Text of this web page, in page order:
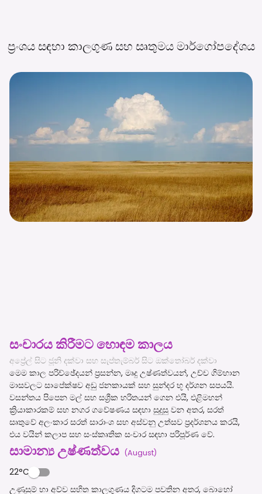
ප්‍රංශය සඳහා කාලගුණ සහ සෘතුමයමාර්ගෝපදේශය
සංචාරය කිරීමට හොඳම කාලය
අප්‍රේල් සිට ජූනි දක්වා සහ සැප්තැම්බර් සිට ඔක්තෝබර් දක්වා
මෙම කාල පරිච්ඡේදයන් ප්‍රසන්න, මෘදු උෂ්ණත්වයන්, උච්ච ගිම්හාන
මාසවලට සාපේක්ෂව අඩු ජනකායක් සහ සුන්දර භූ දර්ශන සපයයි.
වසන්තය පිපෙන මල් සහ සශ්‍රීක හරිතයන් ගෙන එයි, එළිමහන්
ක්‍රියාකාරකම් සහ නගර ගවේෂණය සඳහා සුදුසු වන අතර, සරත්
සෘතුවේ අලංකාර සරත් සාරාංශ සහ අස්වනු උත්සව ප්‍රදර්ශනය කරයි,
එය වයින් කලාප සහ සංස්කෘතික සංචාර සඳහා පරිපූර්ණ වේ.
සාමාන්‍ය උෂ්ණත්වය (August)
22°C
උණුසුම් හා අව්ව සහිත කාලගුණය දිගටම පවතින අතර, බොහෝ